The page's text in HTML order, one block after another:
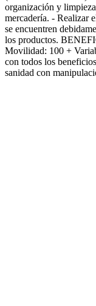
organización y
mercadería. - Realizar
se encuentren
los productos.
Movilidad: 100 +
con todos los
sanidad con